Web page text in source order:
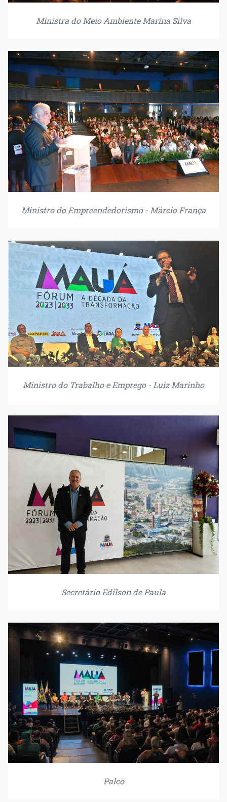
Ministra do Meio Ambiente Marina Silva
Ministro do Empreendedorismo - Márcio França
Ministro do Trabalho e Emprego - Luiz Marinho
Secretário Edilson de Paula
Palco